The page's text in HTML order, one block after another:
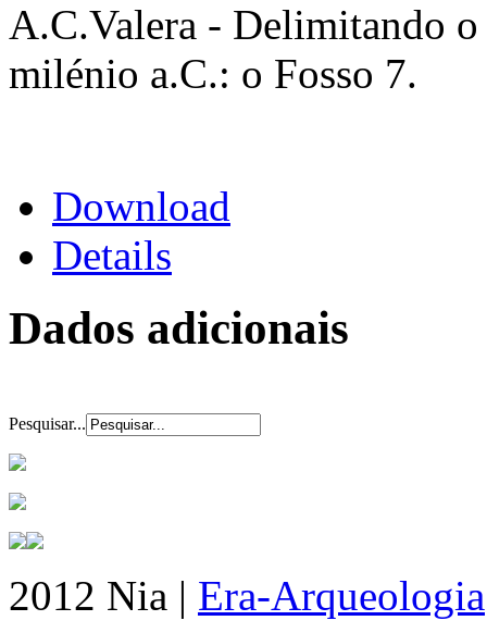
A.C.Valera - Delimitando o
milénio a.C.: o Fosso 7.
Download
Details
Dados adicionais
Pesquisar...
2012 Nia | Era-Arqueologia